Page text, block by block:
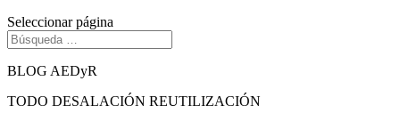
Seleccionar página
BLOG AEDyR
TODO DESALACIÓN REUTILIZACIÓN